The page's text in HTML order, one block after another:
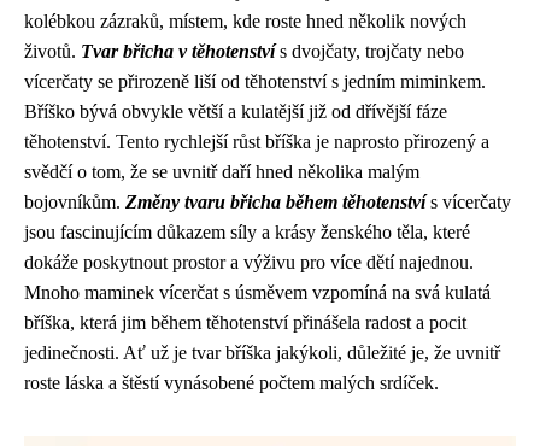
kolébkou zázraků, místem, kde roste hned několik nových
životů. Tvar břicha v těhotenstvís dvojčaty, trojčaty nebo
vícerčaty se přirozeně liší od těhotenství s jedním miminkem.
Bříško bývá obvykle větší a kulatější již od dřívější fáze
těhotenství. Tento rychlejší růst bříška je naprosto přirozený a
svědčí o tom, že se uvnitř daří hned několika malým
bojovníkům. Změny tvaru břicha během těhotenstvís vícerčaty
jsou fascinujícím důkazem síly a krásy ženského těla, které
dokáže poskytnout prostor a výživu pro více dětí najednou.
Mnoho maminek vícerčat s úsměvem vzpomíná na svá kulatá
bříška, která jim během těhotenství přinášela radost a pocit
jedinečnosti. Ať už je tvar bříška jakýkoli, důležité je, že uvnitř
roste láska a štěstí vynásobené počtem malých srdíček.